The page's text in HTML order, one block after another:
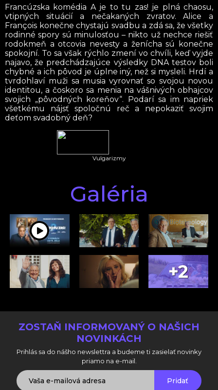
Francúzska komédia A je to tu zas! je plná chaosu,
vtipných situácií a nečakaných zvratov. Alice a
François konečne chystajú svadbu a zdá sa, že všetky
rodinné spory sú minulosťou – nikto už nechce riešiť
rodokmeň a otcovia nevesty a ženícha sú konečne
spokojní. To sa však rýchlo zmení vo chvíli, keď vyjde
najavo, že predchádzajúce výsledky DNA testov boli
chybné a ich pôvod je úplne iný, než si mysleli. Hrdí a
tvrdohlaví muži sa musia vyrovnať so svojou novou
identitou, a čoskoro sa menia na vášnivých obhajcov
svojich „pôvodných koreňov“. Podarí sa im napriek
všetkému nájsť spoločnú reč a nepokaziť svojim
deťom svadobný deň?
Vulgarizmy
Galéria
+2
ZOSTAŇ INFORMOVANÝ O NAŠICH
NOVINKÁCH
Prihlás sa do nášho newslettra a budeme ti zasielať novinky
priamo na e-mail.
Pridať